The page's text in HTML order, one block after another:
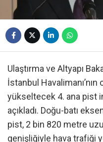
Ulaştırma ve Altyapı
İstanbul
yükseltecek 4. ana pist
açıkladı. Doğu-batı
pist, 2 bin 820 metre
genişliğiyle hava trafiği